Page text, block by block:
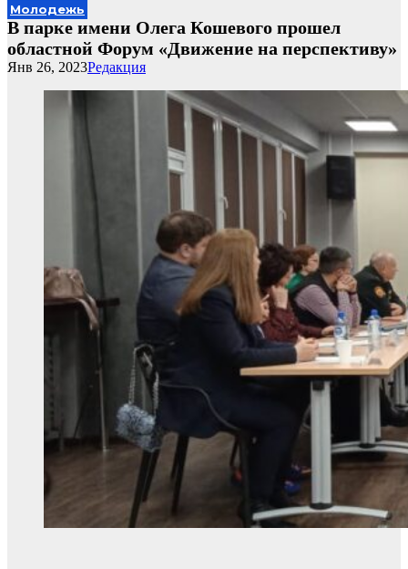
Молодежь
В парке имени Олега Кошевого прошел
областной Форум «Движение на перспективу»
Редакция
Янв 26, 2023